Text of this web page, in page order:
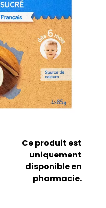
Ce produit est
uniquement
disponible en
pharmacie.